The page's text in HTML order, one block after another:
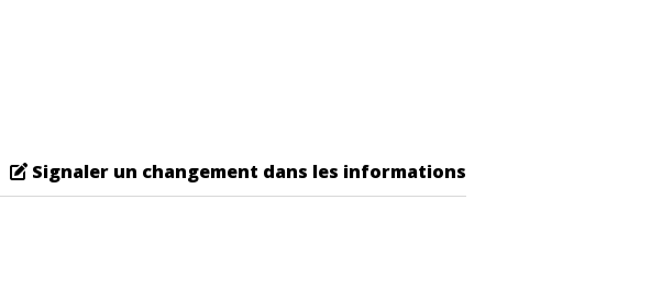
Signaler un changement dans les informations